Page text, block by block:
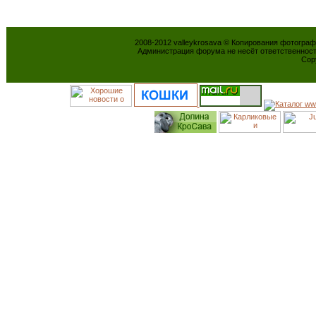
2008-2012 valleykrosava © Копирования
Администрация форума не несёт